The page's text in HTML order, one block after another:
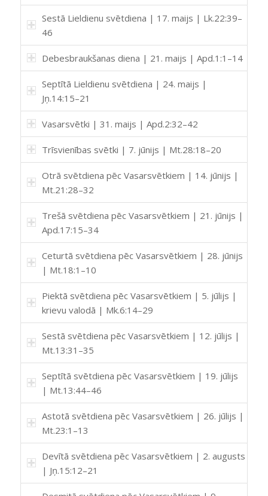
Sestā Lieldienu svētdiena | 17. maijs | Lk.22:39–
46
Debesbraukšanas diena | 21. maijs | Apd.1:1–14
Septītā Lieldienu svētdiena | 24. maijs |
Jņ.14:15–21
Vasarsvētki | 31. maijs | Apd.2:32–42
Trīsvienības svētki | 7. jūnijs | Mt.28:18–20
Otrā svētdiena pēc Vasarsvētkiem | 14. jūnijs |
Mt.21:28–32
Trešā svētdiena pēc Vasarsvētkiem | 21. jūnijs |
Apd.17:15–34
Ceturtā svētdiena pēc Vasarsvētkiem | 28. jūnijs
| Mt.18:1–10
Piektā svētdiena pēc Vasarsvētkiem | 5. jūlijs |
krievu valodā | Mk.6:14–29
Sestā svētdiena pēc Vasarsvētkiem | 12. jūlijs |
Mt.13:31–35
Septītā svētdiena pēc Vasarsvētkiem | 19. jūlijs
| Mt.13:44–46
Astotā svētdiena pēc Vasarsvētkiem | 26. jūlijs |
Mt.23:1–13
Devītā svētdiena pēc Vasarsvētkiem | 2. augusts
| Jņ.15:12–21